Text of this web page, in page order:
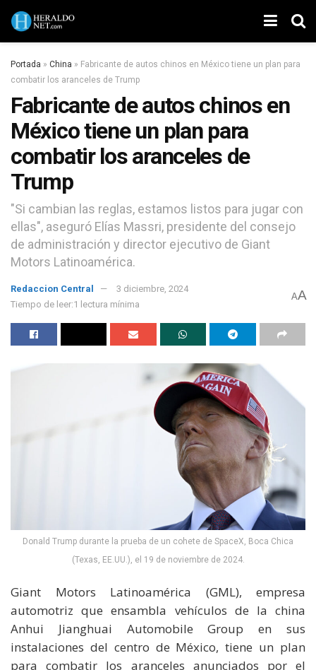
Portada » China » Fabricante de autos chinos en México tiene un plan para
combatir los aranceles de Trump
Fabricante de autos chinos en
México tiene un plan para
combatir los aranceles de
Trump
"Si cambian las reglas, estamos listos para jugar con
ellas", aseguró Elías Massri, presidente del consejo
de administración y director ejecutivo de Giant
Motors Latinoamérica.
Redaccion Central
3 diciembre, 2024
Tiempo de leer:1 lectura mínima
AA
Donald Trump durante la prueba de un cohete de SpaceX, Boca Chica
(Texas, EE.UU.), el 19 de noviembre de 2024.
Giant Motors Latinoamérica (GML), empresa
automotriz que ensambla vehículos de la china
Anhui Jianghuai Automobile Group en sus
instalaciones del centro de México, tiene un plan
para combatir los aranceles anunciados por el